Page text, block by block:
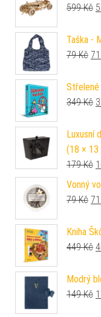
599Kč
Taška -
79Kč 71
Střelené
349Kč
Luxusní
(18 × 13
179Kč
Vonný
79Kč 71
Kniha
449Kč
Modrý
149Kč